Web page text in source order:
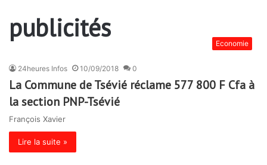
publicités
Economie
24heures Infos 10/09/2018 0
La Commune de Tsévié réclame 577 800 F Cfa à
la section PNP-Tsévié
François Xavier
Lire la suite »